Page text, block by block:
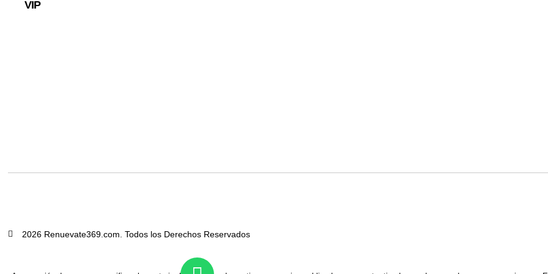
VIP
2026 Renuevate369.com. Todos los Derechos Reservados